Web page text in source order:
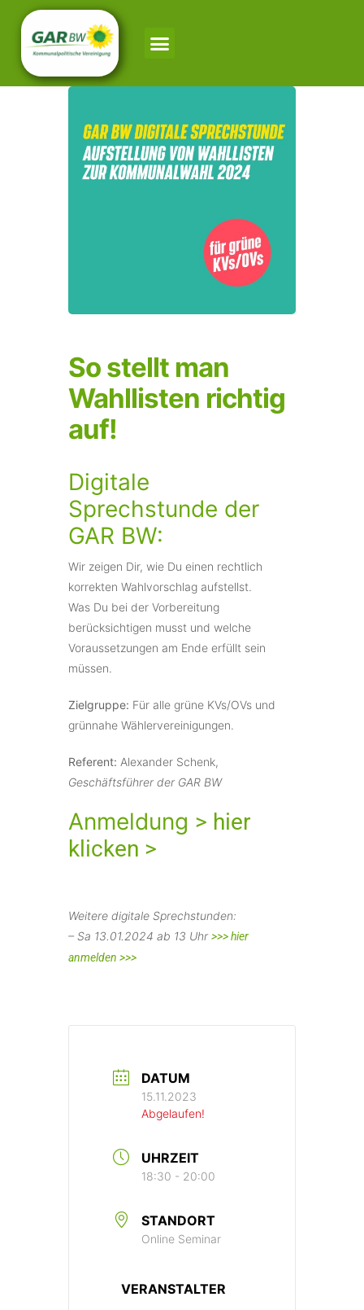
So stellt man
Wahllisten richtig
auf!
Digitale
Sprechstunde der
GAR BW:
Wir zeigen Dir, wie Du einen rechtlich
korrekten Wahlvorschlag aufstellst.
Was Du bei der Vorbereitung
berücksichtigen musst und welche
Voraussetzungen am Ende erfüllt sein
müssen.
Zielgruppe: Für alle grüne KVs/OVs und
grünnahe Wählervereinigungen.
Referent: Alexander Schenk,
Geschäftsführer der GAR BW
Anmeldung > hier
klicken >
Weitere digitale Sprechstunden:
– Sa 13.01.2024 ab 13 Uhr>>> hier
anmelden >>>
DATUM
15.11.2023
Abgelaufen!
UHRZEIT
18:30 - 20:00
STANDORT
Online Seminar
VERANSTALTER